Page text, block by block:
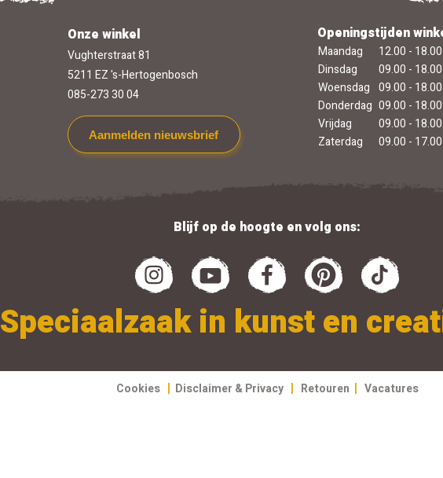
Onze winkel
Vughterstraat 81
5211 EZ 's-Hertogenbosch
085-273 30 04
Aanmelden nieuwsbrief
Openingstijden
Maandag
12.00 -
Dinsdag
09.00 -
Woensdag 09.00 -
Donderdag 09.00 -
Vrijdag
09.00 -
Zaterdag
09.00 -
Blijf op de hoogte en volg ons:
Speciaalzaak in kunst en
Cookies | Disclaimer & Privacy | Retouren | Vacatures